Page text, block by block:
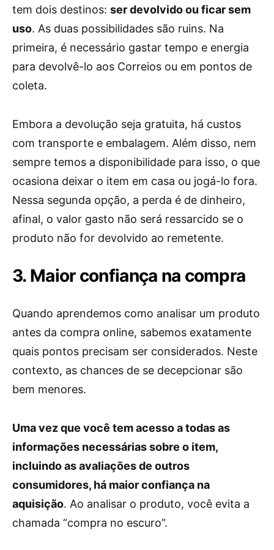
tem dois destinos: ser devolvido ou ficar sem
uso. As duas possibilidades são ruins. Na
primeira, é necessário gastar tempo e energia
para devolvê-lo aos Correios ou em pontos de
coleta.
Embora a devolução seja gratuita, há custos
com transporte e embalagem. Além disso, nem
sempre temos a disponibilidade para isso, o que
ocasiona deixar o item em casa ou jogá-lo fora.
Nessa segunda opção, a perda é de dinheiro,
afinal, o valor gasto não será ressarcido se o
produto não for devolvido ao remetente.
3. Maior confiança na compra
Quando aprendemos como analisar um produto
antes da compra online, sabemos exatamente
quais pontos precisam ser considerados. Neste
contexto, as chances de se decepcionar são
bem menores.
Uma vez que você tem acesso a todas as
informações necessárias sobre o item,
incluindo as avaliações de outros
consumidores, há maior confiança na
aquisição. Ao analisar o produto, você evita a
chamada “compra no escuro”.